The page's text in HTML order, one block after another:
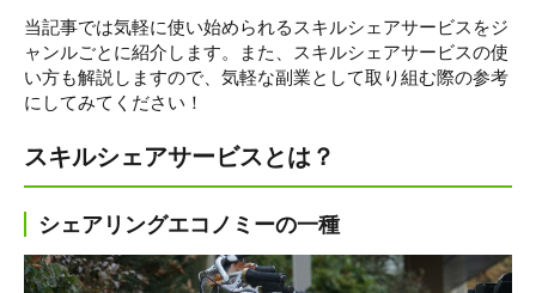
当記事では気軽に使い始められるスキルシェアサービスをジ
ャンルごとに紹介します。また、スキルシェアサービスの使
い方も解説しますので、気軽な副業として取り組む際の参考
にしてみてください！
スキルシェアサービスとは？
シェアリングエコノミーの一種